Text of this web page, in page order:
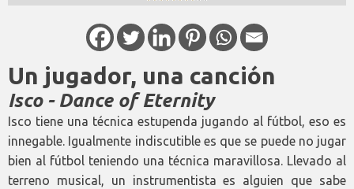
Un jugador, una canción
Isco - Dance of Eternity
Isco tiene una técnica estupenda jugando al fútbol, eso es
innegable. Igualmente indiscutible es que se puede no jugar
bien al fútbol teniendo una técnica maravillosa. Llevado al
terreno musical, un instrumentista es alguien que sabe